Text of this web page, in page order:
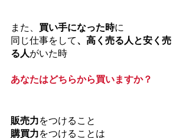
また、 買い手になった時に
同じ仕事をして、高く売る人と安く売
る人がいた時
あなたはどちらから買いますか？
販売力をつけること
購買力をつけることは